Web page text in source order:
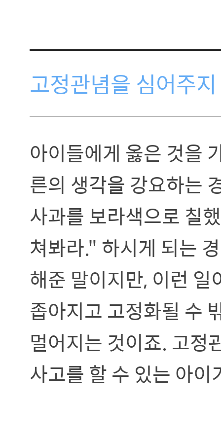
고정관념을 심어주
아이들에게 옳은 것을
른의 생각을 강요하는
사과를 보라색으로 칠
쳐봐라." 하시게 되는
해준 말이지만, 이런
좁아지고 고정화될 수
멀어지는 것이죠. 고정
사고를 할 수 있는 아